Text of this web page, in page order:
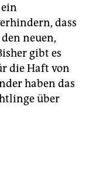
dass
neuen,
gibt es
die Haft von
haben das
über